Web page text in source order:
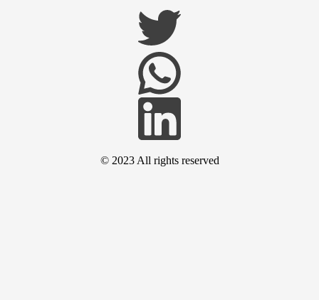
© 2023 All rights reserved